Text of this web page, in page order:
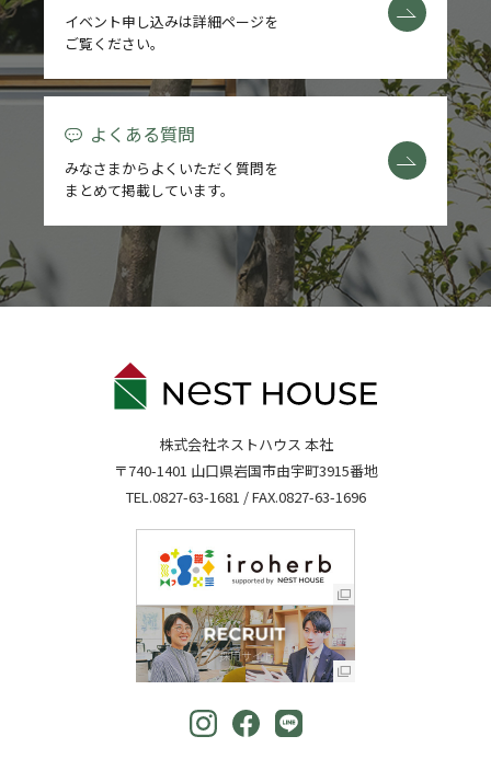
イベント申し込みは詳細ページを
ご覧ください。
よくある質問
みなさまからよくいただく質問を
まとめて掲載しています。
株式会社ネストハウス 本社
〒740-1401 山口県岩国市由宇町3915番地
TEL.0827-63-1681 / FAX.0827-63-1696